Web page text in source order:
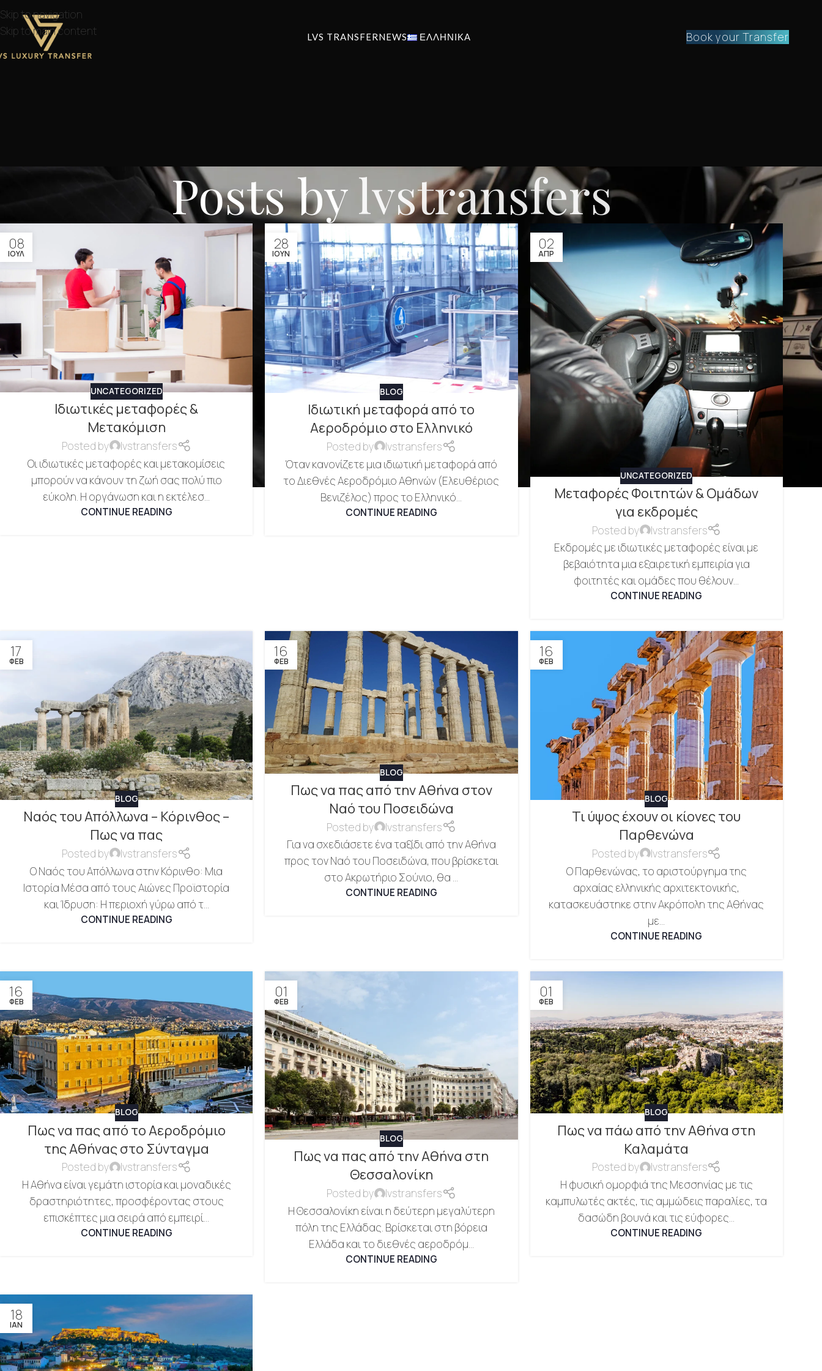
Skip to navigation
Skip to main content
LVS TRANSFERNEWS ΕΛΛΗΝΙΚΆ Book your Transfer
Posts bylvstransfers
08
ΙΟΎΛ
UNCATEGORIZED
Ιδιωτικές μεταφορές &
Μετακόμιση
Posted by
lvstransfers
Οι ιδιωτικές μεταφορές και μετακομίσεις
μπορούν να κάνουν τη ζωή σας πολύ πιο
εύκολη. Η οργάνωση και η εκτέλεσ...
CONTINUE READING
28
ΙΟΎΝ
BLOG
Ιδιωτική μεταφορά από το
Αεροδρόμιο στο Ελληνικό
Posted by
lvstransfers
Όταν κανονίζετε μια ιδιωτική μεταφορά από
το Διεθνές Αεροδρόμιο Αθηνών (Ελευθέριος
Βενιζέλος) προς το Ελληνικό...
CONTINUE READING
02
ΑΠΡ
UNCATEGORIZED
Μεταφορές Φοιτητών & Ομάδων
για εκδρομές
Posted by
lvstransfers
Εκδρομές με ιδιωτικές μεταφορές είναι με
βεβαιότητα μια εξαιρετική εμπειρία για
φοιτητές και ομάδες που θέλουν...
CONTINUE READING
17
ΦΕΒ
BLOG
Ναός του Απόλλωνα – Κόρινθος –
Πως να πας
Posted by
lvstransfers
Ο Ναός του Απόλλωνα στην Κόρινθο: Μια
Ιστορία Μέσα από τους Αιώνες Προϊστορία
και Ίδρυση: Η περιοχή γύρω από τ...
CONTINUE READING
16
ΦΕΒ
BLOG
Πως να πας από την Αθήνα στον
Ναό του Ποσειδώνα
Posted by
lvstransfers
Για να σχεδιάσετε ένα ταξίδι από την Αθήνα
προς τον Ναό του Ποσειδώνα, που βρίσκεται
στο Ακρωτήριο Σούνιο, θα ...
CONTINUE READING
16
ΦΕΒ
BLOG
Τι ύψος έχουν οι κίονες του
Παρθενώνα
Posted by
lvstransfers
Ο Παρθενώνας, το αριστούργημα της
αρχαίας ελληνικής αρχιτεκτονικής,
κατασκευάστηκε στην Ακρόπολη της Αθήνας
με...
CONTINUE READING
16
ΦΕΒ
BLOG
Πως να πας από το Αεροδρόμιο
της Αθήνας στο Σύνταγμα
Posted by
lvstransfers
Η Αθήνα είναι γεμάτη ιστορία και μοναδικές
δραστηριότητες, προσφέροντας στους
επισκέπτες μια σειρά από εμπειρί...
CONTINUE READING
01
ΦΕΒ
BLOG
Πως να πας από την Αθήνα στη
Θεσσαλονίκη
Posted by
lvstransfers
Η Θεσσαλονίκη είναι η δεύτερη μεγαλύτερη
πόλη της Ελλάδας. Βρίσκεται στη βόρεια
Ελλάδα και το διεθνές αεροδρόμ...
CONTINUE READING
01
ΦΕΒ
BLOG
Πως να πάω από την Αθήνα στη
Καλαμάτα
Posted by
lvstransfers
Η φυσική ομορφιά της Μεσσηνίας με τις
καμπυλωτές ακτές, τις αμμώδεις παραλίες, τα
δασώδη βουνά και τις εύφορες...
CONTINUE READING
18
ΙΑΝ